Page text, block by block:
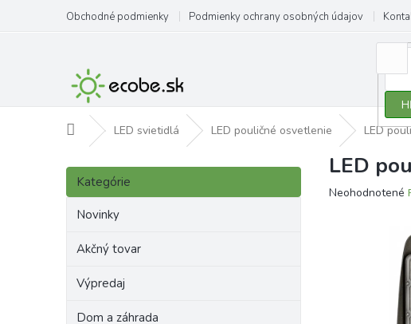
obsah
Obchodné podmienky Podmienky ochrany osobných údajov
DomovLED svietidlá LED pouličné osvetlenie LED
B
č
Preskočiť
kategórie
Kategórie
Novinky
Akčný tovar
Výpredaj
Dom a záhrada
LED
Priemerné
Neohodnotené